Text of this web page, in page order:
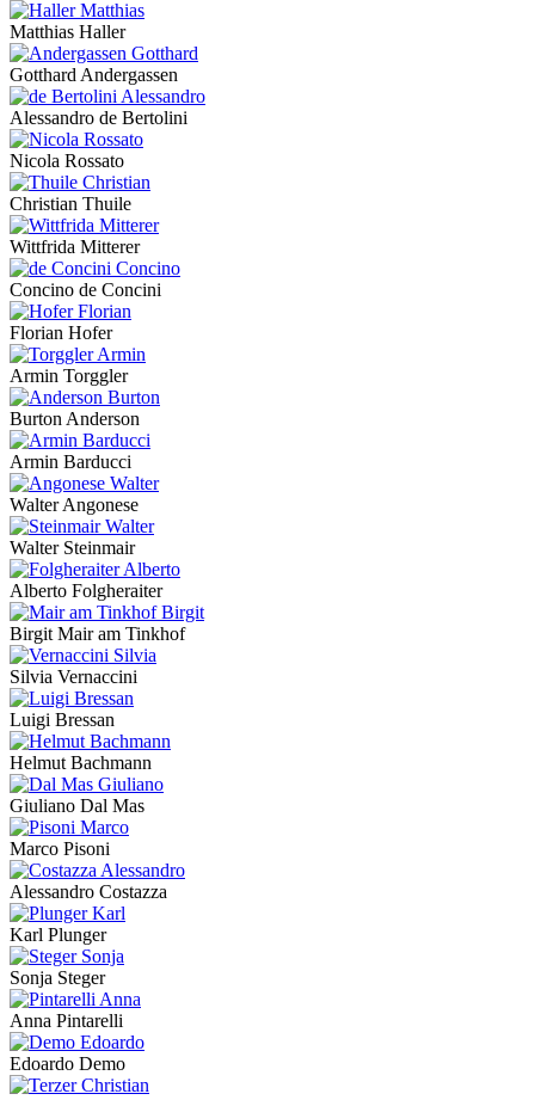
Matthias Haller
Gotthard Andergassen
Alessandro de Bertolini
Nicola Rossato
Christian Thuile
Wittfrida Mitterer
Concino de Concini
Florian Hofer
Armin Torggler
Burton Anderson
Armin Barducci
Walter Angonese
Walter Steinmair
Alberto Folgheraiter
Birgit Mair am Tinkhof
Silvia Vernaccini
Luigi Bressan
Helmut Bachmann
Giuliano Dal Mas
Marco Pisoni
Alessandro Costazza
Karl Plunger
Sonja Steger
Anna Pintarelli
Edoardo Demo